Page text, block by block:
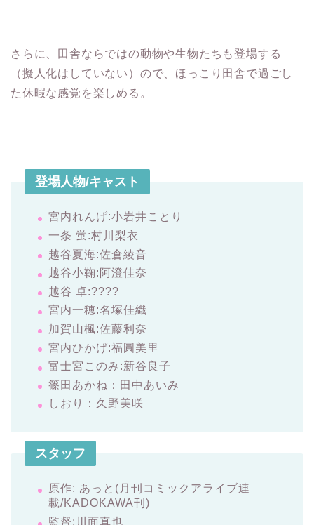
さらに、田舎ならではの動物や生物たちも登場する
（擬人化はしていない）ので、ほっこり田舎で過ごし
た休暇な感覚を楽しめる。
登場人物/キャスト
宮内れんげ:小岩井ことり
一条 蛍:村川梨衣
越谷夏海:佐倉綾音
越谷小鞠:阿澄佳奈
越谷 卓:????
宮内一穂:名塚佳織
加賀山楓:佐藤利奈
宮内ひかげ:福圓美里
富士宮このみ:新谷良子
篠田あかね：田中あいみ
しおり：久野美咲
スタッフ
原作: あっと(月刊コミックアライブ連
載/KADOKAWA刊)
監督:川面真也